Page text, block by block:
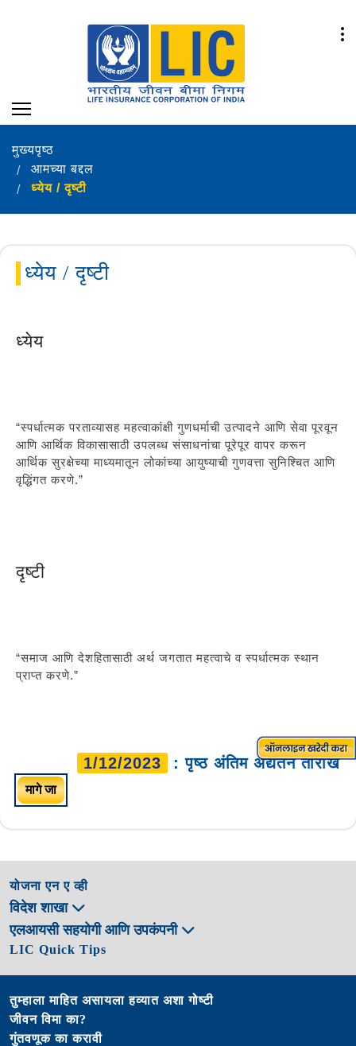
मुख्यपृष्ठ
आमच्या बद्दल
ध्येय / दृष्टी
ध्येय / दृष्टी
ध्येय
“स्पर्धात्मक परताव्यासह महत्वाकांक्षी गुणधर्माची उत्पादने आणि सेवा पूरवून
आणि आर्थिक विकासासाठी उपलब्ध संसाधनांचा पूरेपूर वापर करून
आर्थिक सुरक्षेच्या माध्यमातून लोकांच्या आयुष्याची गुणवत्ता सुनिश्चित आणि
वृद्धिंगत करणे.”
दृष्टी
“समाज आणि देशहितासाठी अर्थ जगतात महत्वाचे व स्पर्धात्मक स्थान
प्राप्त करणे.”
1/12/2023 : पृष्ठ अंतिम अद्यतन तारीख
मागे जा
योजना एन ए व्ही
विदेश शाखा
एलआयसी सहयोगी आणि उपकंपनी
LIC Quick Tips
तुम्हाला माहित असायला हव्यात अशा गोष्टी
जीवन विमा का?
गुंतवणूक का करावी